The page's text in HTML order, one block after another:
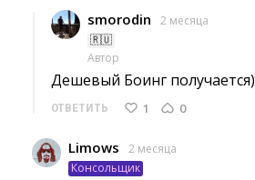
smorodin
2 месяца
🇷🇺
Автор
Дешевый Боинг получается)
ОТВЕТИТЬ 1 0
Limows
2 месяца
Консольщик